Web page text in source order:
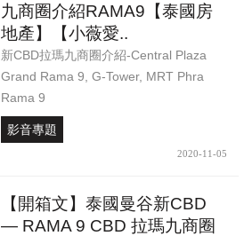
九商圈介紹RAMA9【泰國房
地產】【小薇愛..
新CBD拉瑪九商圈介紹-Central Plaza
Grand Rama 9, G-Tower, MRT Phra
Rama 9
影音專題
2020-11-05
【開箱文】泰國曼谷新CBD
— RAMA 9 CBD 拉瑪九商圈